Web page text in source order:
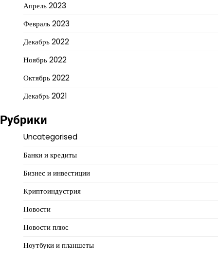
Апрель 2023
Февраль 2023
Декабрь 2022
Ноябрь 2022
Октябрь 2022
Декабрь 2021
Рубрики
Uncategorised
Банки и кредиты
Бизнес и инвестиции
Криптоиндустрия
Новости
Новости плюс
Ноутбуки и планшеты